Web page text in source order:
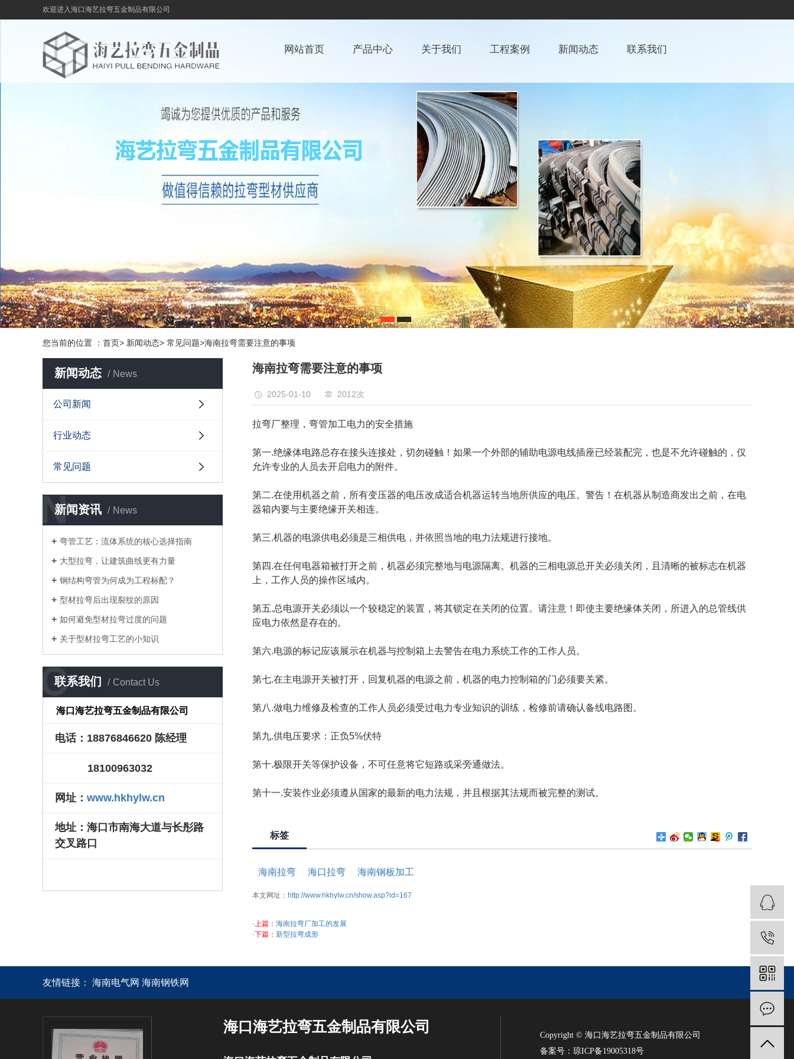
欢迎进入海口海艺拉弯五金制品有限公司
1 2
网站首页 产品中心 关于我们 工程案例 新闻动态 联系我们
您当前的位置 ：首页> 新闻动态> 常见问题>海南拉弯需要注意的事项
新闻动态 News
公司新闻
行业动态
常见问题
新闻资讯 News
N
弯管工艺：流体系统的核心选择指南
大型拉弯，让建筑曲线更有力量
钢结构弯管为何成为工程标配？
型材拉弯后出现裂纹的原因
如何避免型材拉弯过度的问题
关于型材拉弯工艺的小知识
联系我们 Contact Us
C
海口海艺拉弯五金制品有限公司
电话：18876846620 陈经理
18100963032
网址： www.hkhylw.cn
地址：海口市南海大道与长彤路
交叉路口
海南拉弯需要注意的事项
2025-01-10 2012次
拉弯厂整理，弯管加工电力的安全措施
第一.绝缘体电路总存在接头连接处，切勿碰触！如果一个外部的辅助电源电线插座已经装配完，也是不允许碰触的，仅
允许专业的人员去开启电力的附件。
第二.在使用机器之前，所有变压器的电压改成适合机器运转当地所供应的电压。警告！在机器从制造商发出之前，在电
器箱内要与主要绝缘开关相连。
第三.机器的电源供电必须是三相供电，并依照当地的电力法规进行接地。
第四.在任何电器箱被打开之前，机器必须完整地与电源隔离。机器的三相电源总开关必须关闭，且清晰的被标志在机器
上，工作人员的操作区域内。
第五.总电源开关必须以一个较稳定的装置，将其锁定在关闭的位置。请注意！即使主要绝缘体关闭，所进入的总管线供
应电力依然是存在的。
第六.电源的标记应该展示在机器与控制箱上去警告在电力系统工作的工作人员。
第七.在主电源开关被打开，回复机器的电源之前，机器的电力控制箱的门必须要关紧。
第八.做电力维修及检查的工作人员必须受过电力专业知识的训练，检修前请确认备线电路图。
第九.供电压要求：正负5%伏特
第十.极限开关等保护设备，不可任意将它短路或采旁通做法。
第十一.安装作业必须遵从国家的最新的电力法规，并且根据其法规而被完整的测试。
标签
海南拉弯 海口拉弯 海南钢板加工
本文网址： http://www.hkhylw.cn/show.asp?id=167
·上篇： 海南拉弯厂加工的发展
·下篇： 新型拉弯成形
友情链接： 海南电气网 海南钢铁网
海口海艺拉弯五金制品有限公司
Copyright © 海口海艺拉弯五金制品有限公司
备案号： 琼ICP备19005318号